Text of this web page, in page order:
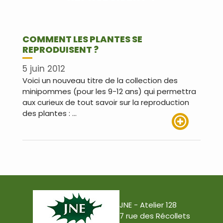
COMMENT LES PLANTES SE
REPRODUISENT ?
5 juin 2012
Voici un nouveau titre de la collection des
minipommes (pour les 9-12 ans) qui permettra
aux curieux de tout savoir sur la reproduction
des plantes : …
JNE - Atelier 128
7 rue des Récollets